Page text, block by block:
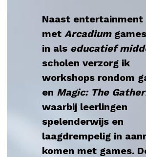
Naast
met Arcadium
in als educatief
scholen verzorg ik
workshops rondom
en Magic: The
waarbij leerlingen
spelenderwijs en
laagdrempelig in
komen met games.